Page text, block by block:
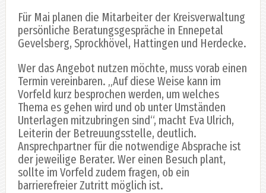
Für Mai planen die Mitarbeiter der Kreisverwaltung
persönliche Beratungsgespräche in Ennepetal
Gevelsberg, Sprockhövel, Hattingen und Herdecke.
Wer das Angebot nutzen möchte, muss vorab einen
Termin vereinbaren. „Auf diese Weise kann im
Vorfeld kurz besprochen werden, um welches
Thema es gehen wird und ob unter Umständen
Unterlagen mitzubringen sind“, macht Eva Ulrich,
Leiterin der Betreuungsstelle, deutlich.
Ansprechpartner für die notwendige Absprache ist
der jeweilige Berater. Wer einen Besuch plant,
sollte im Vorfeld zudem fragen, ob ein
barrierefreier Zutritt möglich ist.